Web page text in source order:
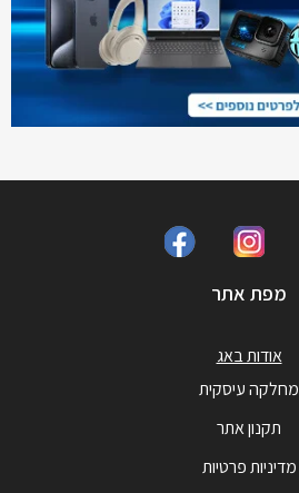
מפת אתר
אודות באג
מחלקה עיסקית
תקנון אתר
מדיניות פרטיות